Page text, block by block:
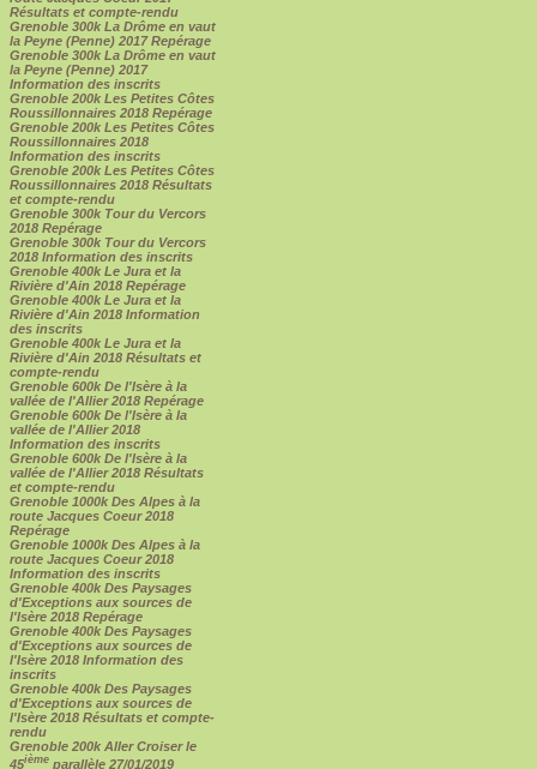
Résultats et compte-rendu
Grenoble 300k La Drôme en vaut
la Peyne (Penne) 2017 Repérage
Grenoble 300k La Drôme en vaut
la Peyne (Penne) 2017
Information des inscrits
Grenoble 200k Les Petites Côtes
Roussillonnaires 2018 Repérage
Grenoble 200k Les Petites Côtes
Roussillonnaires 2018
Information des inscrits
Grenoble 200k Les Petites Côtes
Roussillonnaires 2018 Résultats
et compte-rendu
Grenoble 300k Tour du Vercors
2018 Repérage
Grenoble 300k Tour du Vercors
2018 Information des inscrits
Grenoble 400k Le Jura et la
Rivière d'Ain 2018 Repérage
Grenoble 400k Le Jura et la
Rivière d'Ain 2018 Information
des inscrits
Grenoble 400k Le Jura et la
Rivière d'Ain 2018 Résultats et
compte-rendu
Grenoble 600k De l'Isère à la
vallée de l'Allier 2018 Repérage
Grenoble 600k De l'Isère à la
vallée de l'Allier 2018
Information des inscrits
Grenoble 600k De l'Isère à la
vallée de l'Allier 2018 Résultats
et compte-rendu
Grenoble 1000k Des Alpes à la
route Jacques Coeur 2018
Repérage
Grenoble 1000k Des Alpes à la
route Jacques Coeur 2018
Information des inscrits
Grenoble 400k Des Paysages
d'Exceptions aux sources de
l'Isère 2018 Repérage
Grenoble 400k Des Paysages
d'Exceptions aux sources de
l'Isère 2018 Information des
inscrits
Grenoble 400k Des Paysages
d'Exceptions aux sources de
l'Isère 2018 Résultats et compte-
rendu
Grenoble 200k Aller Croiser le
45ième parallèle 27/01/2019